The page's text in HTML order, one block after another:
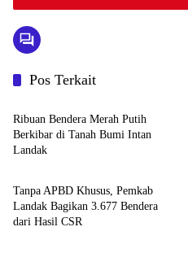
Pos Terkait
Pemerintahan dan Politik
Ribuan Bendera Merah Putih
Berkibar di Tanah Bumi Intan
Landak
Pemerintahan dan Politik
Tanpa APBD Khusus, Pemkab
Landak Bagikan 3.677 Bendera
dari Hasil CSR
Pemerintahan dan Politik